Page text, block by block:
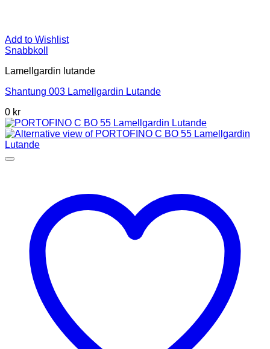
Add to Wishlist
Snabbkoll
Lamellgardin lutande
Shantung 003 Lamellgardin Lutande
0 kr